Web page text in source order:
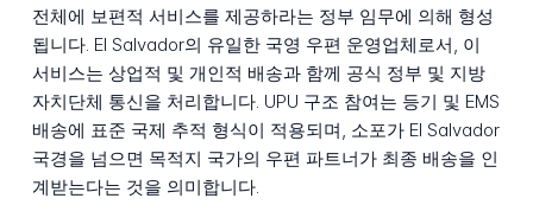
전체에 보편적 서비스를 제공하라는 정부 임무에 의해 형성
됩니다. El Salvador의 유일한 국영 우편 운영업체로서, 이
서비스는 상업적 및 개인적 배송과 함께 공식 정부 및 지방
자치단체 통신을 처리합니다. UPU 구조 참여는 등기 및 EMS
배송에 표준 국제 추적 형식이 적용되며, 소포가 El Salvador
국경을 넘으면 목적지 국가의 우편 파트너가 최종 배송을 인
계받는다는 것을 의미합니다.